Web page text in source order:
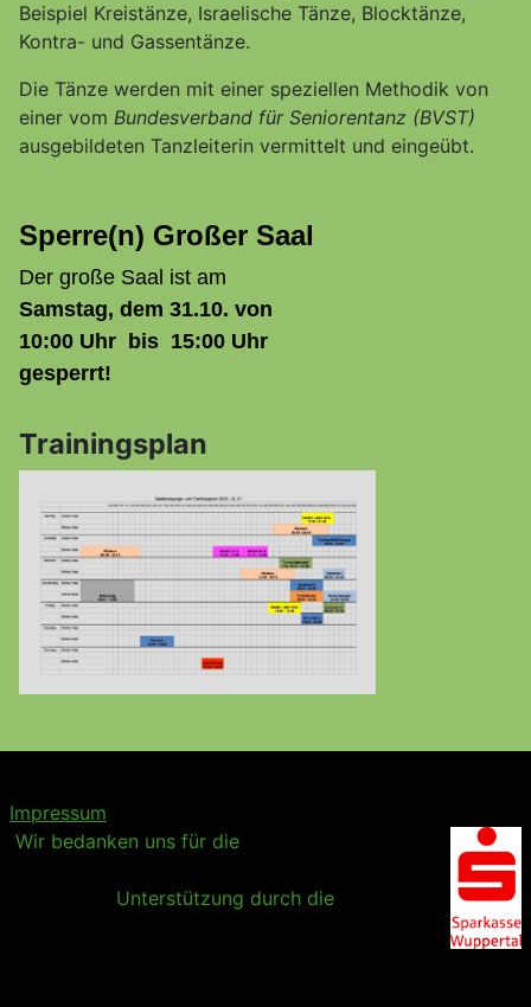
Sperre(n) Großer Saal
Der große Saal ist am
Samstag, dem 31.10. von
10:00 Uhr bis 15:00 Uhr
gesperrt!
Trainingsplan
Beispiel Kreistänze, Israelische Tänze, Blocktänze,
Kontra- und Gassentänze.
Die Tänze werden mit einer speziellen Methodik von
einer vom Bundesverband für Seniorentanz (BVST)
ausgebildeten Tanzleiterin vermittelt und eingeübt.
Impressum
Wir bedanken uns für die
Unterstützung durch die